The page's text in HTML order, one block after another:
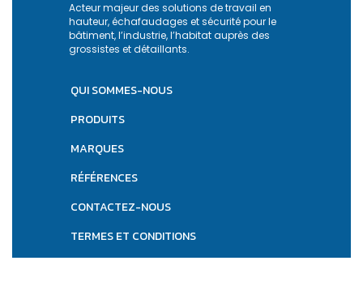
Acteur majeur des solutions de travail en
hauteur, échafaudages et sécurité pour le
bâtiment, l’industrie, l’habitat auprès des
grossistes et détaillants.
QUI SOMMES-NOUS
PRODUITS
MARQUES
RÉFÉRENCES
CONTACTEZ-NOUS
TERMES ET CONDITIONS